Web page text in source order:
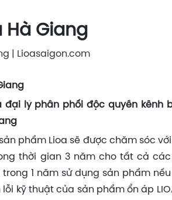
Hà Giang
| Lioasaigon.com
đại lý phân phối độc quyền kênh
phẩm Lioa sẽ được chăm sóc
thời gian 3 năm cho tất cả
trong 1 năm sử dụng sản phẩm
kỹ thuật của sản phẩm ổn áp